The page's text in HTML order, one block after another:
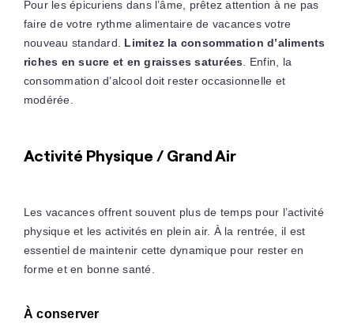
Pour les épicuriens dans l’âme, prêtez attention à ne pas
faire de votre rythme alimentaire de vacances votre
nouveau standard. Limitez la consommation d’aliments
riches en sucre et en graisses saturées . Enfin, la
consommation d’alcool doit rester occasionnelle et
modérée.
Activité Physique / Grand Air
Les vacances offrent souvent plus de temps pour l’activité
physique et les activités en plein air. À la rentrée, il est
essentiel de maintenir cette dynamique pour rester en
forme et en bonne santé.
À conserver